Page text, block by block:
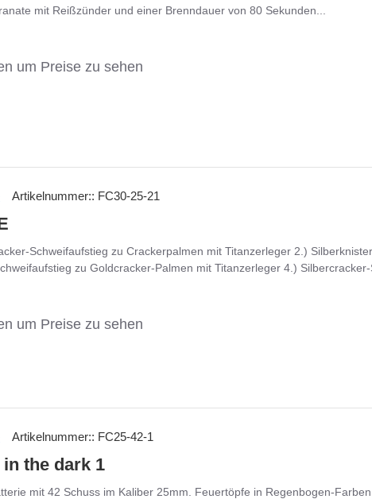
mit Reißzünder und einer Brenndauer von 80 Sekunden...
um Preise zu sehen
Artikelnummer:: FC30-25-21
Schweifaufstieg zu Crackerpalmen mit Titanzerleger 2.)
zu Goldcracker-Palmen mit Titanzerleger 4.)
um Preise zu sehen
Artikelnummer:: FC25-42-1
the dark 1
mit 42 Schuss im Kaliber 25mm. Feuertöpfe in Regenbogen-